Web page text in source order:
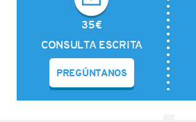
35€
CONSULTA ESCRITA
PREGÚNTANOS